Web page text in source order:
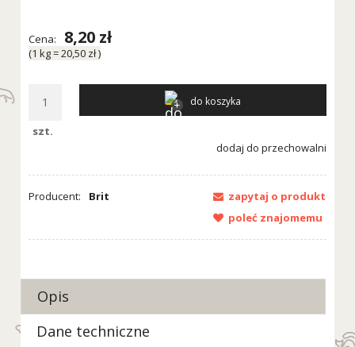
Cena: 8,20 zł
(1 kg=20,50 zł)
szt.
do koszyka
dodaj do przechowalni
Producent: Brit
zapytaj o produkt
poleć znajomemu
Opis
Dane techniczne